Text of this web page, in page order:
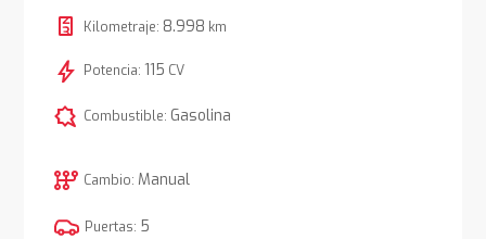
Kilometraje: 8.998 km
bolt Potencia: 115 CV
comic_bubble Combustible: Gasolina
auto_transmission Cambio: Manual
Puertas: 5